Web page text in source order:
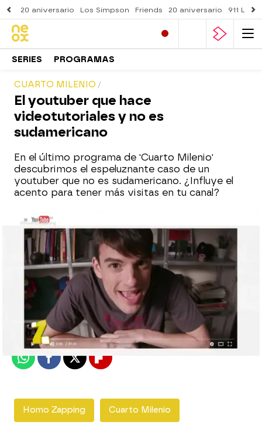
20 aniversario Los Simpson Friends 20 aniversario 911
SERIES PROGRAMAS
CUARTO MILENIO
El youtuber que hace
videotutoriales y no es
sudamericano
En el último programa de 'Cuarto Milenio'
descubrimos el espeluznante caso de un
youtuber que no es sudamericano. ¿Influye el
acento para tener más visitas en tu canal?
neox
Madrid
Publicado: 09 de julio de 2017, 22:33
WhatsappFacebook
X Flipboard
Homo Zapping Cuarto Milenio